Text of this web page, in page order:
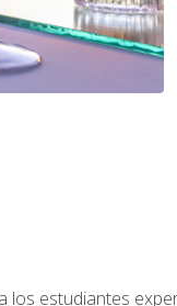
estudiantes